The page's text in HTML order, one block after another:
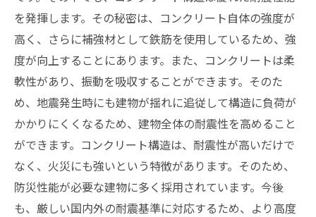
を発揮します。その秘密は、コンクリート自体の強度が
高く、さらに補強材として鉄筋を使用しているため、強
度が向上することにあります。また、コンクリートは柔
軟性があり、振動を吸収することができます。そのた
め、地震発生時にも建物が揺れに追従して構造に負荷が
かかりにくくなるため、建物全体の耐震性を高めること
ができます。コンクリート構造は、耐震性が高いだけで
なく、火災にも強いという特徴があります。そのため、
防災性能が必要な建物に多く採用されています。今後
も、厳しい国内外の耐震基準に対応するため、より高度